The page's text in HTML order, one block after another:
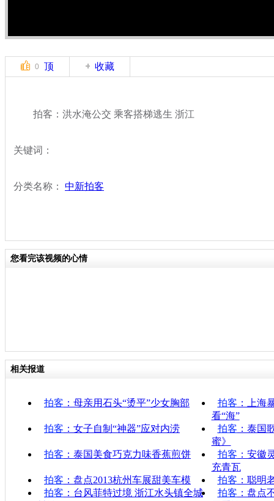
0 顶 收藏
拍客：洪水淹公交 乘客搭梯逃生 浙江
关键词：
分类名称： 中新拍客
您看完该视频的心情
相关报道
拍客 ：母亲用石头“烫平”少女胸部 拍客 ：上海
看“海”
拍客 ：女子自制“神器”应对内涝 拍客 ：泰国
蜜》
拍客 ：泰国美食巧克力味香蕉煎饼 拍客 ：安徽
充青瓦
拍客 ：盘点2013杭州车展甜美车模 拍客 ：聪明
拍客 ：台风菲特过境 浙江水头镇全城
拍客 ：盘点